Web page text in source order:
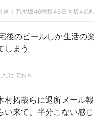
乃木通
後のビールしか生活の
しまう
けでおｋ
村拓哉らに退所メール
い来て、半分こない感じ